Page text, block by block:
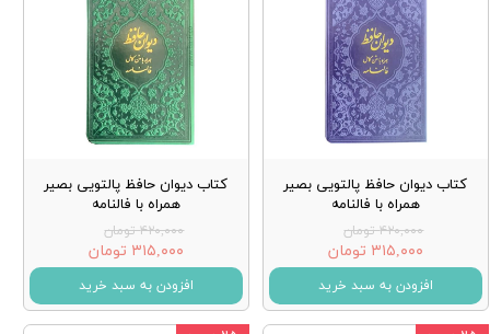
کتاب دیوان حافظ پالتویی بصیر
همراه با فالنامه
۴۲۰,۰۰۰ تومان
۳۱۵,۰۰۰ تومان
افزودن به سبد خرید
کتاب دیوان حافظ پالتویی بصیر
همراه با فالنامه
۴۲۰,۰۰۰ تومان
۳۱۵,۰۰۰ تومان
افزودن به سبد خرید